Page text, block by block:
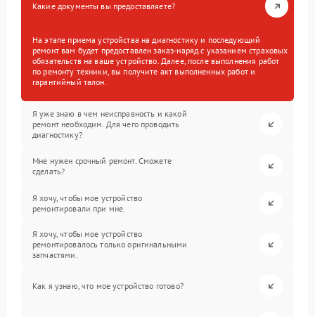
Какие документы вы предоставляете?
На этапе приема устройства на диагностику и последующий
ремонт вам будет предоставлен заказ-наряд с указанием страховых
обязательств на ваше устройство. Далее, после выполнения работ
по ремонту техники, вы получите акт выполненных работ и
гарантийный талон.
Я уже знаю в чем неисправность и какой
ремонт необходим. Для чего проводить
диагностику?
Мне нужен срочный ремонт. Сможете
сделать?
Я хочу, чтобы мое устройство
ремонтировали при мне.
Я хочу, чтобы мое устройство
ремонтировалось только оригинальными
запчастями.
Как я узнаю, что мое устройство готово?